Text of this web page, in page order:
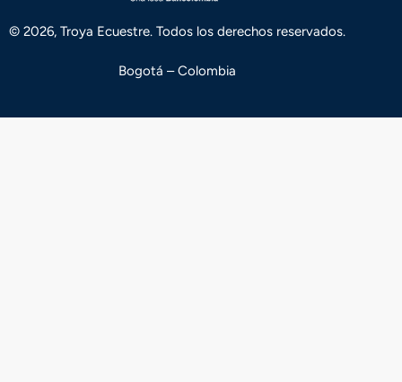
© 2026, Troya Ecuestre. Todos los derechos reservados.
Bogotá – Colombia